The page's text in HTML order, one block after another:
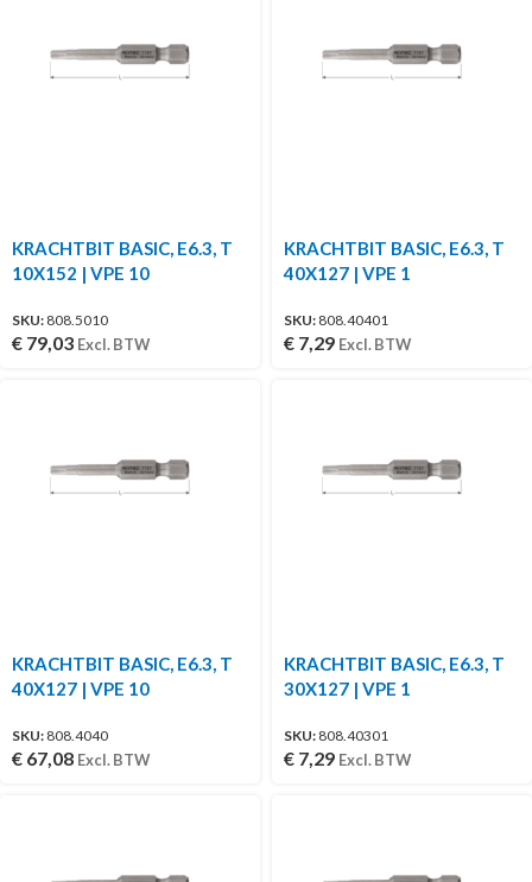
KRACHTBIT BASIC, E6.3, T
10X152 | VPE 10
SKU: 808.5010
€ 79,03 Excl. BTW
KRACHTBIT BASIC, E6.3, T
40X127 | VPE 1
SKU: 808.40401
€ 7,29 Excl. BTW
KRACHTBIT BASIC, E6.3, T
40X127 | VPE 10
SKU: 808.4040
€ 67,08 Excl. BTW
KRACHTBIT BASIC, E6.3, T
30X127 | VPE 1
SKU: 808.40301
€ 7,29 Excl. BTW